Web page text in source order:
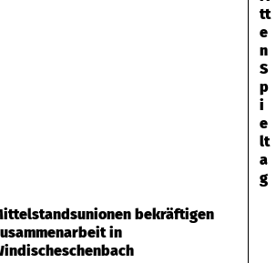
tt
e
n
S
p
i
e
lt
a
g
bekräftigen
in